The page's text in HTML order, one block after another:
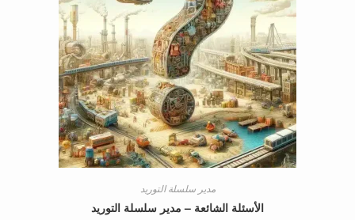
مدير سلسلة التوريد
الأسئلة الشائعة – مدير سلسلة التوريد